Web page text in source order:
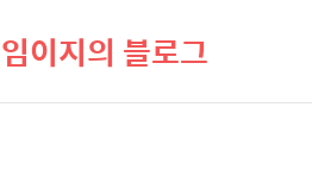
임이지의 블로그